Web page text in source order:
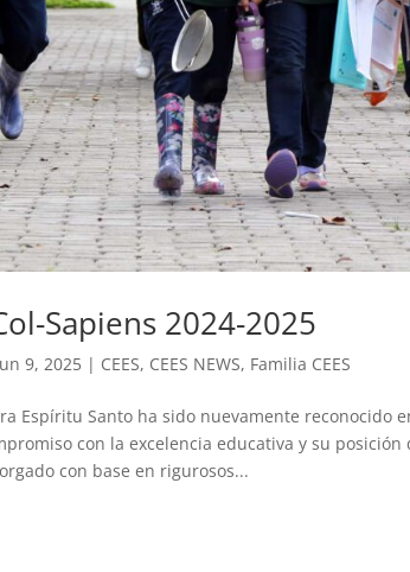
Sapiens 2024-2025
9, 2025 | CEES, CEES NEWS, Familia CEES
Espíritu Santo ha sido nuevamente reconocido
con la excelencia educativa y su
con base en rigurosos...